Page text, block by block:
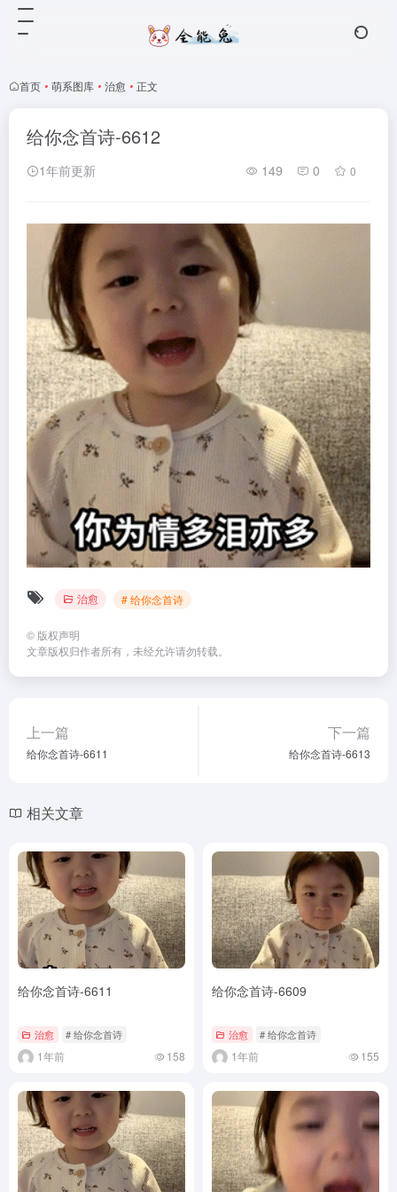
首页 • 萌系图库 • 治愈 • 正文
给你念首诗-6612
1年前更新 149 0 0
治愈 # 给你念首诗
© 版权声明
文章版权归作者所有，未经允许请勿转载。
上一篇
给你念首诗-6611
下一篇
给你念首诗-6613
相关文章
给你念首诗-6611
治愈 # 给你念首诗
1年前 158
给你念首诗-6609
治愈 # 给你念首诗
1年前 155